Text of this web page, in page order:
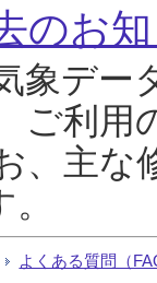
のお
象デー
ご利用
、主な
よくある質問（